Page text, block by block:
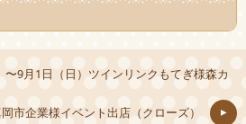
〜9月1日（日）ツインリンクもてぎ様森カ
市企業様イベント出店（クローズ）